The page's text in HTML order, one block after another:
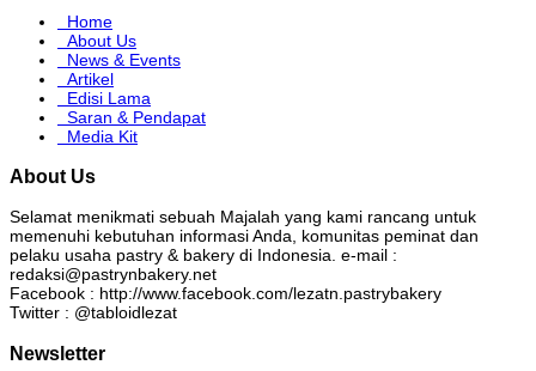
Home
About Us
News & Events
Artikel
Edisi Lama
Saran & Pendapat
Media Kit
About Us
Selamat menikmati sebuah Majalah yang kami rancang untuk
memenuhi kebutuhan informasi Anda, komunitas peminat dan
pelaku usaha pastry & bakery di Indonesia. e-mail :
redaksi@pastrynbakery.net
Facebook : http://www.facebook.com/lezatn.pastrybakery
Twitter : @tabloidlezat
Newsletter